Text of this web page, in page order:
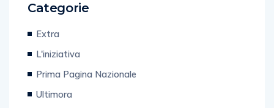
Categorie
Extra
L'iniziativa
Prima Pagina Nazionale
Ultimora